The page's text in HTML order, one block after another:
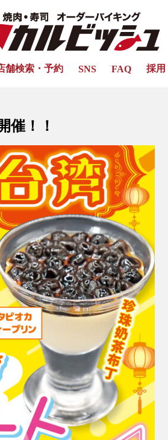
舗検索・予約 SNS FAQ 採用
催！！